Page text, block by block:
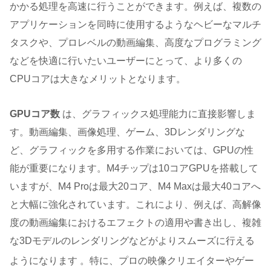
かかる処理を高速に行うことができます。例えば、複数の
アプリケーションを同時に使用するようなヘビーなマルチ
タスクや、プロレベルの動画編集、高度なプログラミング
などを快適に行いたいユーザーにとって、より多くの
CPUコアは大きなメリットとなります。
GPUコア数 は、グラフィックス処理能力に直接影響しま
す。動画編集、画像処理、ゲーム、3Dレンダリングな
ど、グラフィックを多用する作業においては、GPUの性
能が重要になります。M4チップは10コアGPUを搭載して
いますが、M4 Proは最大20コア、M4 Maxは最大40コアへ
と大幅に強化されています。これにより、例えば、高解像
度の動画編集におけるエフェクトの適用や書き出し、複雑
な3Dモデルのレンダリングなどがよりスムーズに行える
ようになります 。特に、プロの映像クリエイターやゲー